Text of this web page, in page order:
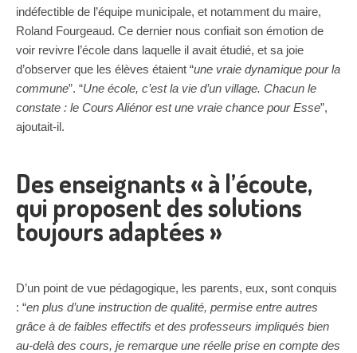
indéfectible de l’équipe municipale, et notamment du maire,
Roland Fourgeaud. Ce dernier nous confiait son émotion de
voir revivre l’école dans laquelle il avait étudié, et sa joie
d’observer que les élèves étaient “une vraie dynamique pour la
commune”. “Une école, c’est la vie d’un village. Chacun le
constate : le Cours Aliénor est une vraie chance pour Esse”,
ajoutait-il.
Des enseignants « à l’écoute,
qui proposent des solutions
toujours adaptées »
D’un point de vue pédagogique, les parents, eux, sont conquis
: “en plus d’une instruction de qualité, permise entre autres
grâce à de faibles effectifs et des professeurs impliqués bien
au-delà des cours, je remarque une réelle prise en compte des